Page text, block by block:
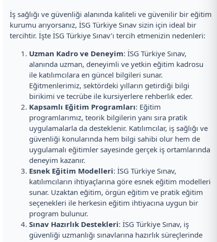
İş sağlığı ve güvenliği alanında kaliteli ve güvenilir bir eğitim
kurumu arıyorsanız, İSG Türkiye Sınav sizin için ideal bir
tercihtir. İşte İSG Türkiye Sınav’ı tercih etmenizin nedenleri:
Uzman Kadro ve Deneyim: İSG Türkiye Sınav,
alanında uzman, deneyimli ve yetkin eğitim kadrosu
ile katılımcılara en güncel bilgileri sunar.
Eğitmenlerimiz, sektördeki yılların getirdiği bilgi
birikimi ve tecrübe ile kursiyerlere rehberlik eder.
Kapsamlı Eğitim Programları: Eğitim
programlarımız, teorik bilgilerin yanı sıra pratik
uygulamalarla da desteklenir. Katılımcılar, iş sağlığı ve
güvenliği konularında hem bilgi sahibi olur hem de
uygulamalı eğitimler sayesinde gerçek iş ortamlarında
deneyim kazanır.
Esnek Eğitim Modelleri: İSG Türkiye Sınav,
katılımcıların ihtiyaçlarına göre esnek eğitim modelleri
sunar. Uzaktan eğitim, örgün eğitim ve pratik eğitim
seçenekleri ile herkesin eğitim ihtiyacına uygun bir
program bulunur.
Sınav Hazırlık Destekleri: İSG Türkiye Sınav, iş
güvenliği uzmanlığı sınavlarına hazırlık süreçlerinde